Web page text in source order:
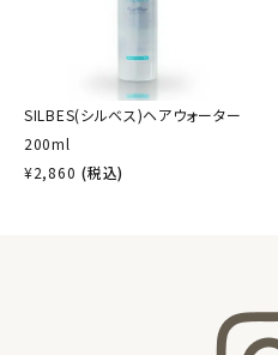
SILBES(シルベス)ヘアウォーター
200ml
¥2,860 (税込)